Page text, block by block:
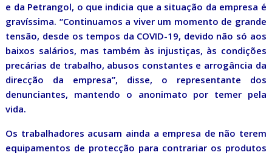
e da Petrangol, o que indicia que a situação da empresa é
gravíssima. “Continuamos a viver um momento de grande
tensão, desde os tempos da COVID-19, devido não só aos
baixos salários, mas também às injustiças, às condições
precárias de trabalho, abusos constantes e arrogância da
direcção da empresa”, disse, o representante dos
denunciantes, mantendo o anonimato por temer pela
vida.
Os trabalhadores acusam ainda a empresa de não terem
equipamentos de protecção para contrariar os produtos